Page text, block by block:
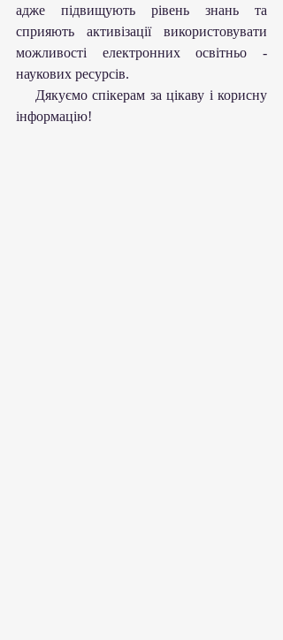
адже підвищують рівень знань та
сприяють активізації використовувати
можливості електронних освітньо -
наукових ресурсів.
Дякуємо спікерам за цікаву і корисну
інформацію!